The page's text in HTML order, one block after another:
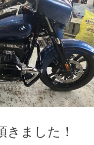
きました！